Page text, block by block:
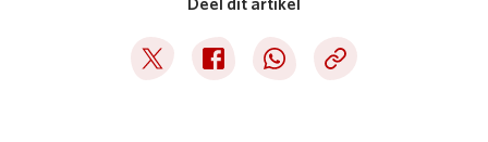
Deel op TwitterDeel op Facebook
Deel op WhatsApp
Kopieer link